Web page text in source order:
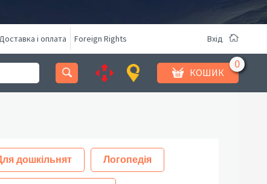
і оплата Foreign Rights Вхід
КОШИК
дошкільнят Логопедія